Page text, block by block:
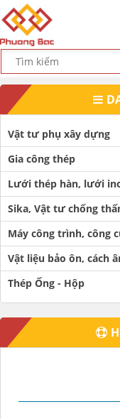
Vật tư phụ xây dựng
Gia công thép
Lưới thép hàn, lưới
Sika, Vật tư chống
Máy công trình, công
Vật liệu bảo ôn, cách
Thép Ống - Hộp